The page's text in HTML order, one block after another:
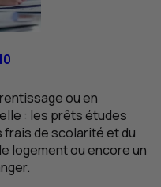
ou en
: les prêts études
de scolarité et du
logement ou encore un